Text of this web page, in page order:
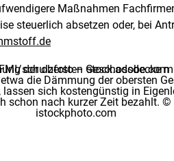
Maßnahmen
steuerlich absetzen oder, bei
die Dämmung der obersten
lassen sich kostengünstig in
schon nach kurzer Zeit bezahlt.
istockphoto.com